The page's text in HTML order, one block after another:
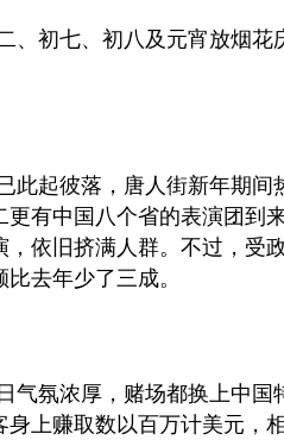
、初七、初八及元宵放烟花
此起彼落，唐人街新年期间
有中国八个省的表演团到
依旧挤满人群。不过，受
去年少了三成。
气氛浓厚，赌场都换上中国
上赚取数以百万计美元，